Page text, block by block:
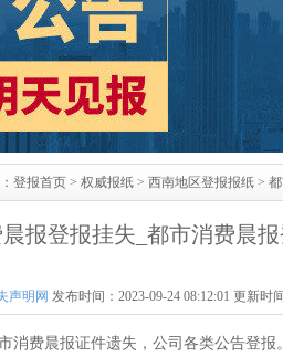
登报首页 > 权威报纸 > 西南地区登报报纸 >
报登报挂失_都市消费晨
声明网 发布时间：2023-09-24 08:12:01 更新时
消费晨报证件遗失，公司各类公告登